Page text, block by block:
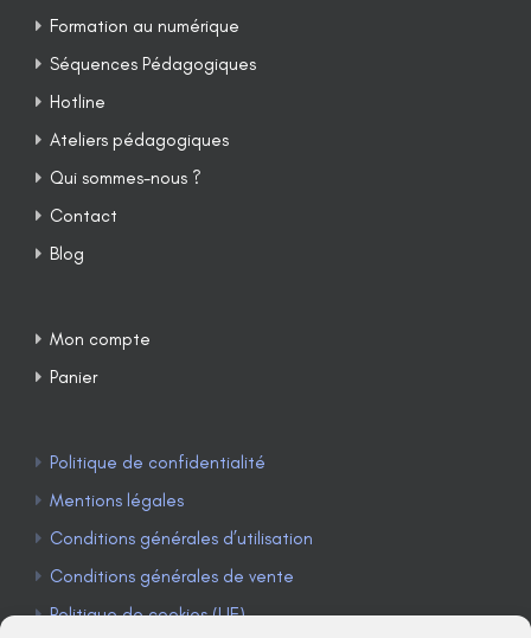
Formation au numérique
Séquences Pédagogiques
Hotline
Ateliers pédagogiques
Qui sommes-nous ?
Contact
Blog
Mon compte
Panier
Politique de confidentialité
Mentions légales
Conditions générales d’utilisation
Conditions générales de vente
Politique de cookies (UE)